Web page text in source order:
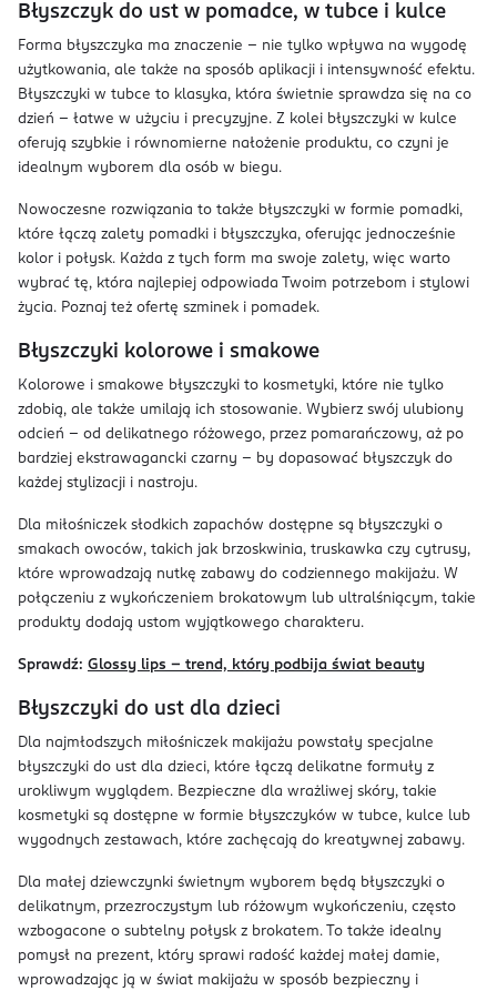
Błyszczyk do ust w pomadce, w tubce i kulce
Forma błyszczyka ma znaczenie – nie tylko wpływa na wygodę
użytkowania, ale także na sposób aplikacji i intensywność efektu.
Błyszczyki w tubce to klasyka, która świetnie sprawdza się na co
dzień – łatwe w użyciu i precyzyjne. Z kolei błyszczyki w kulce
oferują szybkie i równomierne nałożenie produktu, co czyni je
idealnym wyborem dla osób w biegu.
Nowoczesne rozwiązania to także błyszczyki w formie pomadki,
które łączą zalety pomadki i błyszczyka, oferując jednocześnie
kolor i połysk. Każda z tych form ma swoje zalety, więc warto
wybrać tę, która najlepiej odpowiada Twoim potrzebom i stylowi
życia. Poznaj też ofertę szminek i pomadek.
Błyszczyki kolorowe i smakowe
Kolorowe i smakowe błyszczyki to kosmetyki, które nie tylko
zdobią, ale także umilają ich stosowanie. Wybierz swój ulubiony
odcień – od delikatnego różowego, przez pomarańczowy, aż po
bardziej ekstrawagancki czarny – by dopasować błyszczyk do
każdej stylizacji i nastroju.
Dla miłośniczek słodkich zapachów dostępne są błyszczyki o
smakach owoców, takich jak brzoskwinia, truskawka czy cytrusy,
które wprowadzają nutkę zabawy do codziennego makijażu. W
połączeniu z wykończeniem brokatowym lub ultralśniącym, takie
produkty dodają ustom wyjątkowego charakteru.
Sprawdź: Glossy lips – trend, który podbija świat beauty
Błyszczyki do ust dla dzieci
Dla najmłodszych miłośniczek makijażu powstały specjalne
błyszczyki do ust dla dzieci, które łączą delikatne formuły z
urokliwym wyglądem. Bezpieczne dla wrażliwej skóry, takie
kosmetyki są dostępne w formie błyszczyków w tubce, kulce lub
wygodnych zestawach, które zachęcają do kreatywnej zabawy.
Dla małej dziewczynki świetnym wyborem będą błyszczyki o
delikatnym, przezroczystym lub różowym wykończeniu, często
wzbogacone o subtelny połysk z brokatem. To także idealny
pomysł na prezent, który sprawi radość każdej małej damie,
wprowadzając ją w świat makijażu w sposób bezpieczny i